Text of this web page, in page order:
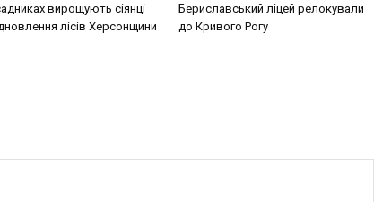
вирощують сіянці
лісів Херсонщини
Бериславський ліцей релокували
до Кривого Рогу